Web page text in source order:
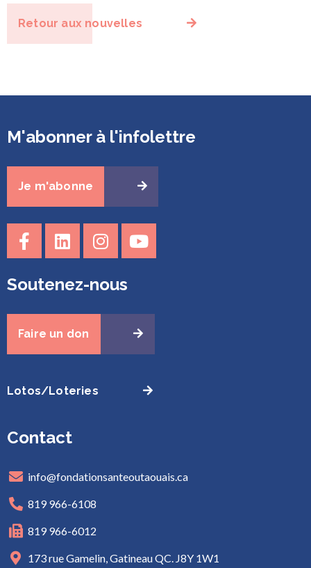
Retour aux nouvelles
M'abonner à l'infolettre
Je m'abonne
Soutenez-nous
Faire un don
Lotos/Loteries
Contact
info@fondationsanteoutaouais.ca
819 966-6108
819 966-6012
173 rue Gamelin, Gatineau QC. J8Y 1W1